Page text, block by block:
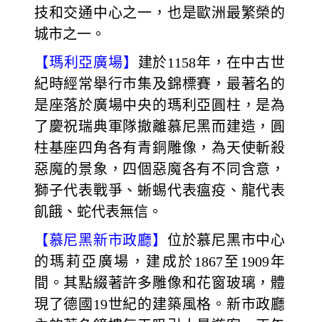
技和交通中心之一，也是歐洲最繁榮的
城市之一。
【瑪利亞廣場】 建於1158年，在中古世
紀時經常舉行市集及錦標賽，最著名的
是座落於廣場中央的瑪利亞圓柱，是為
了慶祝瑞典軍隊撤離慕尼黑而建造，圓
柱基座四角各有青銅雕像，為天使斬殺
惡魔的景象，四個惡魔各有不同含意，
獅子代表戰爭、蜥蜴代表瘟疫、龍代表
飢餓、蛇代表無信。
【慕尼黑新市政廳】 位於慕尼黑市中心
的瑪莉亞廣場，建成於1867至1909年
間。其點綴著許多雕像和花窗玻璃，體
現了德國19世紀的建築風格。新市政廳